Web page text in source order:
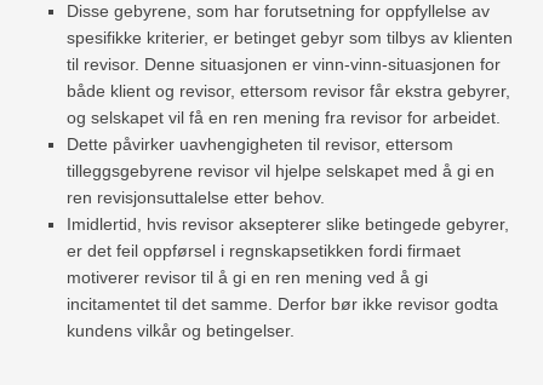
Disse gebyrene, som har forutsetning for oppfyllelse av
spesifikke kriterier, er betinget gebyr som tilbys av klienten
til revisor. Denne situasjonen er vinn-vinn-situasjonen for
både klient og revisor, ettersom revisor får ekstra gebyrer,
og selskapet vil få en ren mening fra revisor for arbeidet.
Dette påvirker uavhengigheten til revisor, ettersom
tilleggsgebyrene revisor vil hjelpe selskapet med å gi en
ren revisjonsuttalelse etter behov.
Imidlertid, hvis revisor aksepterer slike betingede gebyrer,
er det feil oppførsel i regnskapsetikken fordi firmaet
motiverer revisor til å gi en ren mening ved å gi
incitamentet til det samme. Derfor bør ikke revisor godta
kundens vilkår og betingelser.